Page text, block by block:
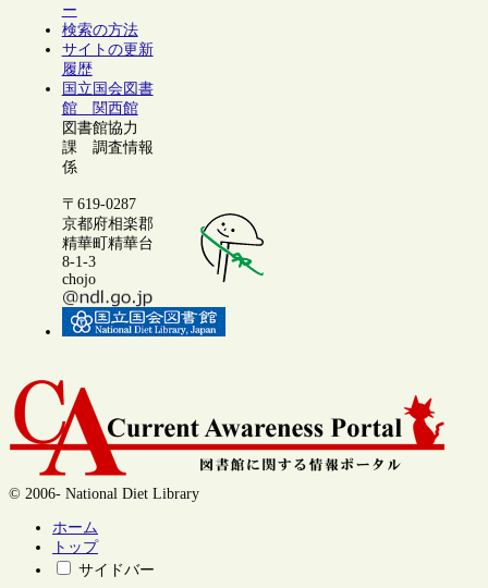
ー
検索の方法
サイトの更新
履歴
国立国会図書
館 関西館
図書館協力
課 調査情報
係
〒619-0287
京都府相楽郡
精華町精華台
8-1-3
chojo
© 2006- National Diet Library
ホーム
トップ
サイドバー